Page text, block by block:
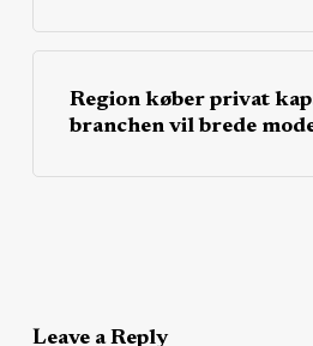
Region køber privat
branchen vil brede
Leave a Reply